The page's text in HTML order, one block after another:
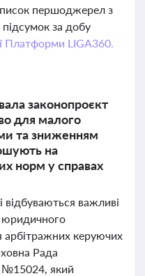
першоджерел з
за добу
Платформи LIGA360.
законопроєкт
для малого
та зниженням
на
норм у справах
важливі
юридичного
керуючих
Рада
№15024, який